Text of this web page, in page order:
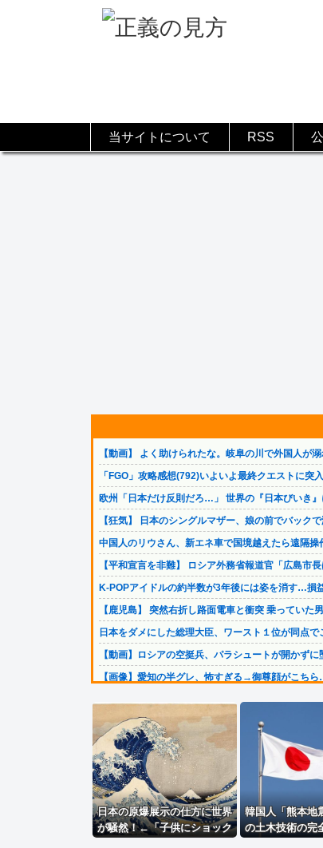
当サイトについて RSS
【動画】 よく助けられたな。岐阜の川で外国人が
「FGO」攻略感想(792)いよいよ最終クエストに突
欧州「日本だけ反則だろ…」 世界の『日本びいき』
【狂気】 日本のシングルマザー、娘の前でバック
中国人のリウさん、新エネ車で国境越えたら遠隔操
【平和宣言を非難】 ロシア外務省報道官「広島市
K-POPアイドルの約半数が3年後には姿を消す…損
【鹿児島】 突然右折し路面電車と衝突 乗っていた
日本をダメにした総理大臣、ワースト１位が同点で
【動画】ロシアの空挺兵、パラシュートが開かずに
【画像】愛知の半グレ、怖すぎる→御尊顔がこち
【動画】逃げる判断はやっ！埼玉でスマホ運転のプ
イオン爆発事故の遺族、社長発言にブチギレ「本当
秋田県職員さん、会見をバスローブ＆喫煙スタイル
滝沢秀明社長、熊本入り示唆「男手が必要。時間を
【画像】この人って無事だったんかいwwwwwwww
【画像】 今のクソガキ共、これを見たこと無くて
【悲報】「果糖」が「がん転移」を促すと判明
日本の原爆展示の仕方に世界
が騒然！←「子供にショック
韓国人「熊本地
の土木技術の完